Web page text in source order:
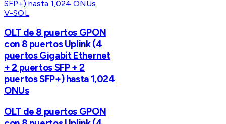
V-SOL
OLT de 8 puertos GPON
con 8 puertos Uplink (4
puertos Gigabit Ethernet
+ 2 puertos SFP + 2
puertos SFP+) hasta 1,024
ONUs
OLT de 8 puertos GPON